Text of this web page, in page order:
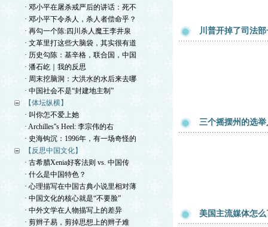
· 邓小平在屠杀戒严后的讲话：死不
· 邓小平下令杀人，杀人者偿命乎？
· 再勾一个陈:四川杀人魔王李井泉
· 文革里打这些大脑袋，其实很有道
· 历史勾陈：基辛格，联合国，中国
· 潘石屹｜我的反思
· 周末挖脑洞：大洪水的水后来去哪
· 中国社会不是“封建地主制”
【体坛纵横】
· 叫你怎不爱上她
· Archilles''s Heel: 李宗伟的右
· 史海钩沉：1996年，有一场奇怪的
【反思中国文化】
· 古希腊Xenia好客法则 vs. 中国传
· 什么是中国特色？
· 心理描写在中国古典小说里相对薄
· 中国文化的核心就是“不要脸”
· 中外文学在人物描写上的差异
· 剪辫子易，剪掉思想上的辫子难
川普开掉了司法部
三个摇摆州的选
美国主流媒体怎么